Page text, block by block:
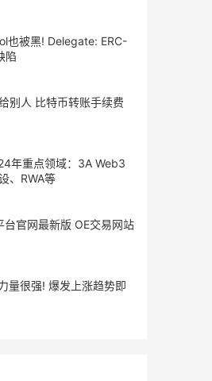
也被黑! Delegate: ERC-
陷
别人 比特币转账手续费
年重点领域：3A Web3
、RWA等
台官网最新版 OE交易网站
量很强! 爆发上涨趋势即